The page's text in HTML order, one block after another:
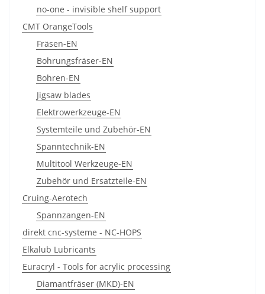
no-one - invisible shelf support
CMT OrangeTools
Fräsen-EN
Bohrungsfräser-EN
Bohren-EN
Jigsaw blades
Elektrowerkzeuge-EN
Systemteile und Zubehör-EN
Spanntechnik-EN
Multitool Werkzeuge-EN
Zubehör und Ersatzteile-EN
Cruing-Aerotech
Spannzangen-EN
direkt cnc-systeme - NC-HOPS
Elkalub Lubricants
Euracryl - Tools for acrylic processing
Diamantfräser (MKD)-EN